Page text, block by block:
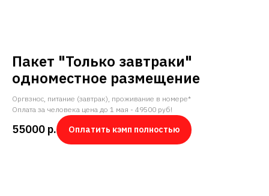
Пакет "Только завтраки"
одноместное размещение
Оргвзнос, питание (завтрак), проживание в номере*
Оплата за человека цена до 1 мая - 49500 руб!
55000 р. Оплатить кэмп полностью